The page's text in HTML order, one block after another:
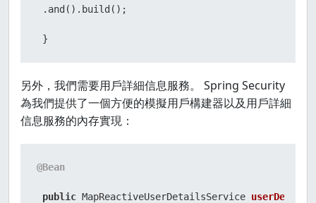
.and().build();
}
另外，我們需要用戶詳細信息服務。 Spring Security
為我們提供了一個方便的模擬用戶構建器以及用戶詳細
信息服務的內存實現：
@Bean
public MapReactiveUserDetailsService